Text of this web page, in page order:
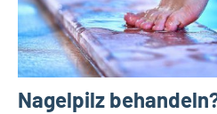
Nagelpilz